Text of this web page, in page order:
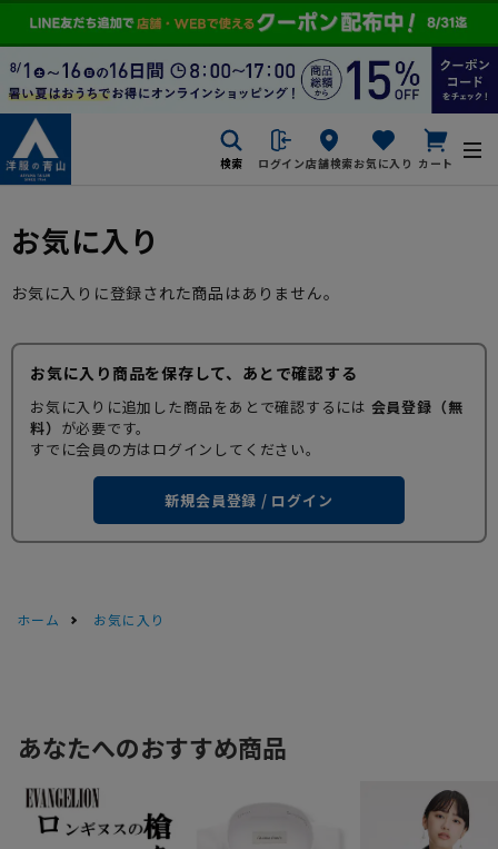
検索 ログイン店舗検索お気に入り カート
お気に入り
お気に入りに登録された商品はありません。
お気に入り商品を保存して、あとで確認する
お気に入りに追加した商品をあとで確認するには 会員登録（無
料） が必要です。
すでに会員の方はログインしてください。
新規会員登録 / ログイン
ホーム お気に入り